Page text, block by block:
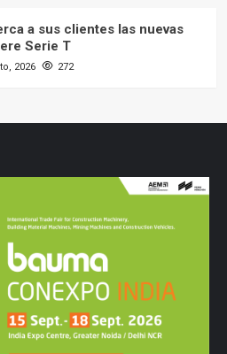
a sus clientes las nuevas
Serie T
2026 272